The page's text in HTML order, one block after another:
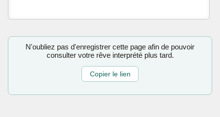
N'oubliez pas d'enregistrer cette page afin de pouvoir
consulter votre rêve interprété plus tard.
Copier le lien